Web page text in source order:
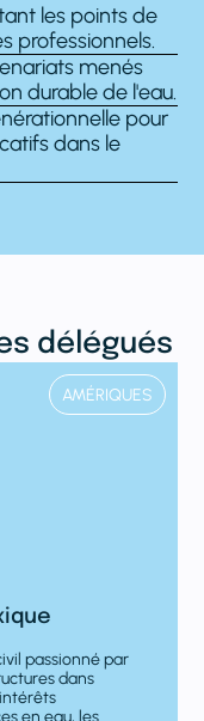
les points de
professionnels.
menés
durable de l'eau.
pour
dans le
délégués
AMÉRIQUES
passionné par
dans